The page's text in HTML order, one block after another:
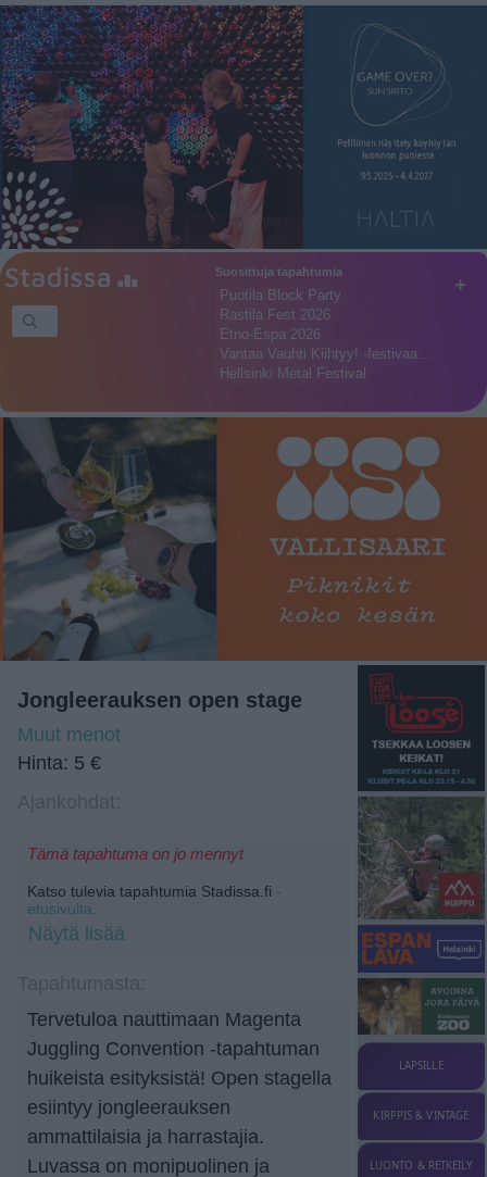
+
Suosittuja tapahtumia
Puotila Block Party
Rastila Fest 2026
Etno-Espa 2026
Vantaa Vauhti Kiihtyy! -festivaa…
Hellsinki Metal Festival
Jongleerauksen open stage
Muut menot
Hinta: 5 €
Tämä tapahtuma on jo mennyt
Katso tulevia tapahtumia Stadissa.fi -
etusivulta.
Näytä lisää
Tervetuloa nauttimaan Magenta
Juggling Convention -tapahtuman
huikeista esityksistä! Open stagella
esiintyy jongleerauksen
ammattilaisia ja harrastajia.
Luvassa on monipuolinen ja
LAPSILLE
KIRPPIS & VINTAGE
LUONTO & RETKEILY